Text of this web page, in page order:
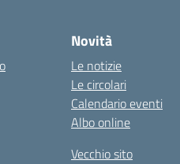
Novità
Le notizie
Le circolari
Calendario eventi
Albo online
Vecchio sito